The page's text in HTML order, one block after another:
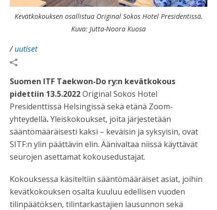
Kevätkokouksen osallistua Original Sokos Hotel Presidentissä.
Kuva: Jutta-Noora Kuosa
/uutiset
Suomen ITF Taekwon-Do ry:n kevätkokous
pidettiin 13.5.2022Original Sokos Hotel
Presidenttissä Helsingissä sekä etänä Zoom-
yhteydellä.Yleiskokoukset, joita järjestetään
sääntömääräisesti kaksi – keväisin ja syksyisin, ovat
SITF:n ylin päättävin elin. Äänivaltaa niissä käyttävät
seurojen asettamat kokousedustajat.
Kokouksessa käsiteltiin sääntömääräiset asiat, joihin
kevätkokouksen osalta kuuluu edellisen vuoden
tilinpäätöksen, tilintarkastajien lausunnon sekä